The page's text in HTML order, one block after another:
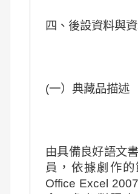
四、後設資料與
(一）典藏品描述
由具備良好語文
員，依據劇作的
Office Excel